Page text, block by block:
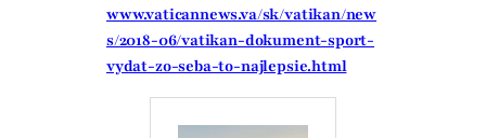
www.vaticannews.va/sk/vatikan/new
s/2018-06/vatikan-dokument-sport-
vydat-zo-seba-to-najlepsie.html